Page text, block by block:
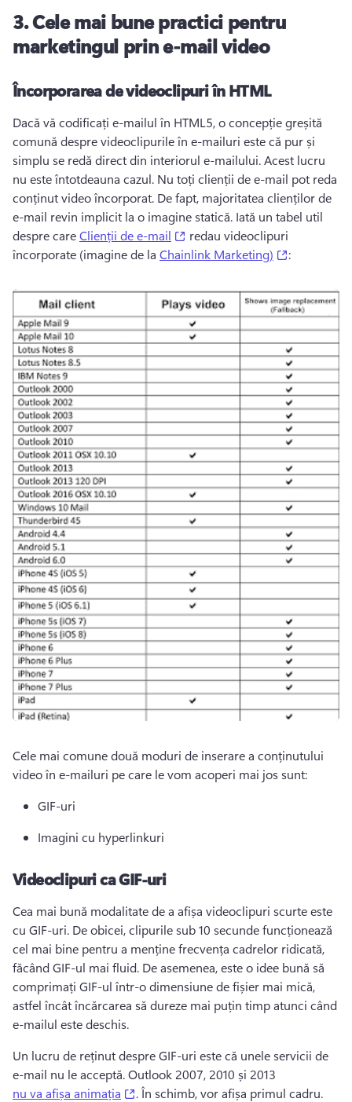
3.Cele mai bune practici pentru
marketingul prin e-mail video
Încorporarea de videoclipuri în HTML
Dacă vă codificați e-mailul în HTML5, o concepție greșită
comună despre videoclipurile în e-mailuri este că pur și
simplu se redă direct din interiorul e-mailului. Acest lucru
nu este întotdeauna cazul. Nu toți clienții de e-mail pot reda
conținut video încorporat. De fapt, majoritatea clienților de
e-mail revin implicit la o imagine statică. Iată un tabel util
despre care Clienții de e-mail (opens in a new tab)
redau videoclipuri
încorporate (imagine de la Chainlink Marketing) (opens in
:
Cele mai comune două moduri de inserare a conținutului
video în e-mailuri pe care le vom acoperi mai jos sunt:
GIF-uri
Imagini cu hyperlinkuri
Videoclipuri ca GIF-uri
Cea mai bună modalitate de a afișa videoclipuri scurte este
cu GIF-uri. De obicei, clipurile sub 10 secunde funcționează
cel mai bine pentru a menține frecvența cadrelor ridicată,
făcând GIF-ul mai fluid. De asemenea, este o idee bună să
comprimați GIF-ul într-o dimensiune de fișier mai mică,
astfel încât încărcarea să dureze mai puțin timp atunci când
e-mailul este deschis.
Un lucru de reținut despre GIF-uri este că unele servicii de
e-mail nu le acceptă. Outlook 2007, 2010 și 2013
nu va afișa animația
(opens in a new tab)
.